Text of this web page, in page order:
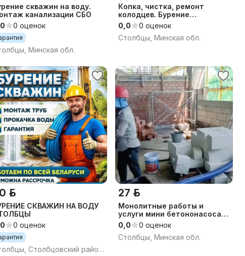
скважин на воду.
канализации СБО
0 оценок
Минская обл.
Копка, чистка, ремонт
колодцев. Бурение
абиссинок. Копка, монтаж
канализаций.
0,0
0 оценок
Столбцы, Минская обл.
р.
СКВАЖИН НА ВОДУ
0 оценок
Столбцы, Столбцовский район, Минская область
27 р.
Монолитные работы и
услуги мини бетононасоса,
заливка армопояса.
0,0
0 оценок
Столбцы, Минская обл.